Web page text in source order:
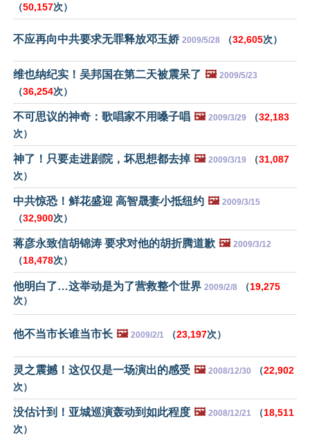
（50,157次）
不应再向中共要求无罪释放邓玉娇 2009/5/28 （32,605次）
维也纳纪实！吴邦国在第二天被震呆了 🖼️ 2009/5/23
（36,254次）
不可思议的神奇：歌唱家不用嗓子唱 🖼️ 2009/3/29 （32,183
次）
神了！只要走进剧院，坏思想都去掉 🖼️ 2009/3/19 （31,087
次）
中共惊恐！鲜花盛迎 高智晟妻小抵纽约 🖼️ 2009/3/15
（32,900次）
蒋彦永致信胡锦涛 要求对他的胡折腾道歉 🖼️ 2009/3/12
（18,478次）
他明白了…这举动是为了营救整个世界 2009/2/8 （19,275
次）
他不当市长谁当市长 🖼️ 2009/2/1 （23,197次）
灵之震撼！这仅仅是一场演出的感受 🖼️ 2008/12/30 （22,902
次）
没估计到！亚城巡演轰动到如此程度 🖼️ 2008/12/21 （18,511
次）